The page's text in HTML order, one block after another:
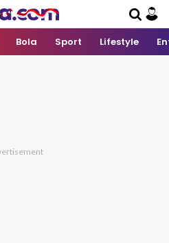
Bola Sport Lifestyle